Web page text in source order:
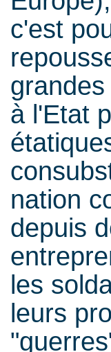
c'est
à l'Etat
nation
depuis
les
leurs